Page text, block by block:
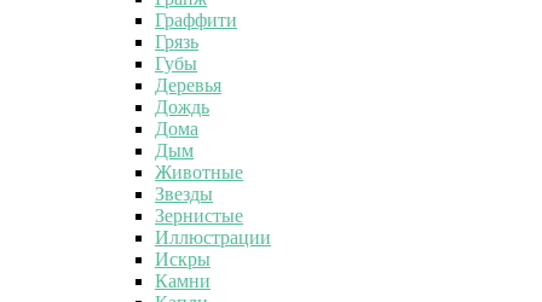
Граффити
Грязь
Губы
Деревья
Дождь
Дома
Дым
Животные
Звезды
Зернистые
Иллюстрации
Искры
Камни